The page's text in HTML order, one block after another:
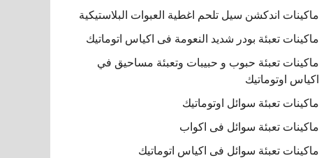
ماكينات اندكشن سيل تلحم اغطية العبوات البلاستيكية
ماكينات تعبئة بودر شديد النعومة فى اكياس اتوماتيك
ماكينات تعبئة حبوب و حبيبات وتعبئة مساحيق في
اكياس اوتوماتيك
ماكينات تعبئة سوائل اوتوماتيك
ماكينات تعبئة سوائل فى اكواب
ماكينات تعبئة سوائل فى اكياس اتوماتيك